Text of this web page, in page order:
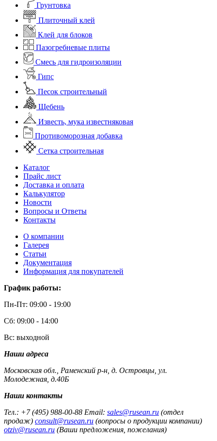
Грунтовка
Плиточный клей
Клей для блоков
Пазогребневые плиты
Смесь для гидроизоляции
Гипс
Песок строительный
Щебень
Известь, мука известняковая
Противоморозная добавка
Сетка строительная
Каталог
Прайс лист
Доставка и оплата
Калькулятор
Новости
Вопросы и Ответы
Контакты
О компании
Галерея
Статьи
Документация
Информация для покупателей
График работы:
Пн-Пт: 09:00 - 19:00
Сб: 09:00 - 14:00
Вс: выходной
Наши адреса
Московская обл., Раменский р-н, д. Островцы, ул.
Молодежная, д.40Б
Наши контакты
Тел.: +7 (495) 988-00-88 Email: sales@rusean.ru (отдел
продаж) consult@rusean.ru (вопросы о продукции компании)
otziv@rusean.ru (Ваши предложения, пожелания)